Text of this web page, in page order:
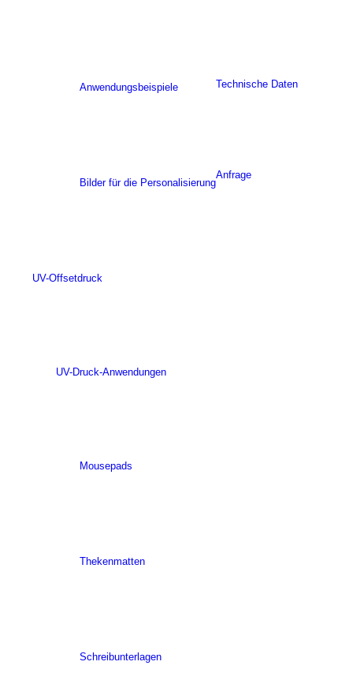
Anwendungsbeispiele
Bilder für die Personalisierung
Technische Daten
Anfrage
UV-Offsetdruck
UV-Druck-Anwendungen
Mousepads
Thekenmatten
Schreibunterlagen